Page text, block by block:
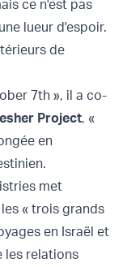
ce n'est pas
lueur d'espoir.
de
7th », il a co-
Project, «
en
met
« trois grands
en Israël et
les relations